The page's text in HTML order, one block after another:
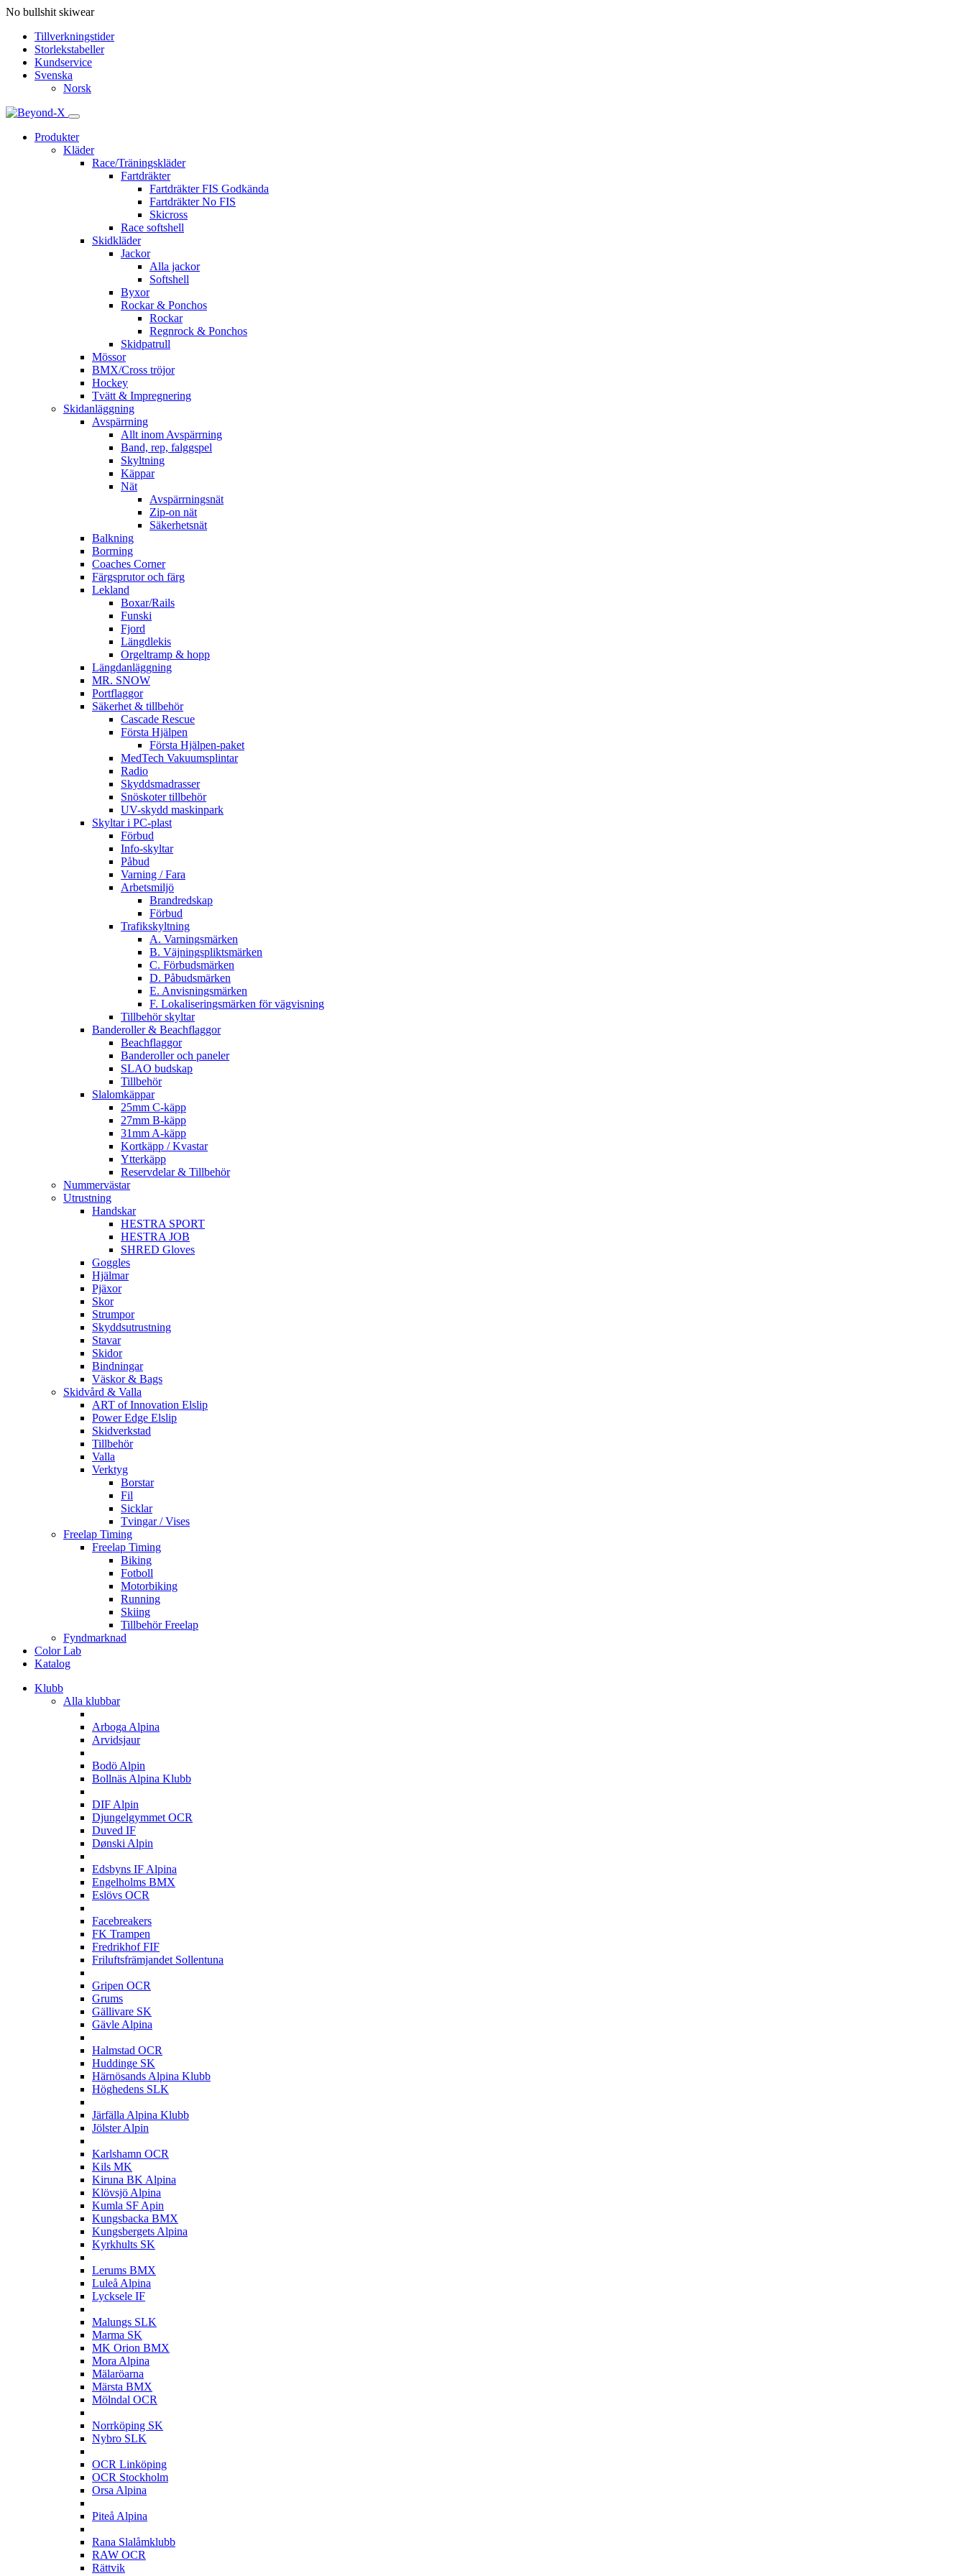
No bullshit skiwear
Tillverkningstider
Storlekstabeller
Kundservice
Svenska
Norsk
Produkter
Kläder
Race/Träningskläder
Fartdräkter
Fartdräkter FIS Godkända
Fartdräkter No FIS
Skicross
Race softshell
Skidkläder
Jackor
Alla jackor
Softshell
Byxor
Rockar & Ponchos
Rockar
Regnrock & Ponchos
Skidpatrull
Mössor
BMX/Cross tröjor
Hockey
Tvätt & Impregnering
Skidanläggning
Avspärrning
Allt inom Avspärrning
Band, rep, falggspel
Skyltning
Käppar
Nät
Avspärrningsnät
Zip-on nät
Säkerhetsnät
Balkning
Borrning
Coaches Corner
Färgsprutor och färg
Lekland
Boxar/Rails
Funski
Fjord
Längdlekis
Orgeltramp & hopp
Längdanläggning
MR. SNOW
Portflaggor
Säkerhet & tillbehör
Cascade Rescue
Första Hjälpen
Första Hjälpen-paket
MedTech Vakuumsplintar
Radio
Skyddsmadrasser
Snöskoter tillbehör
UV-skydd maskinpark
Skyltar i PC-plast
Förbud
Info-skyltar
Påbud
Varning / Fara
Arbetsmiljö
Brandredskap
Förbud
Trafikskyltning
A. Varningsmärken
B. Väjningspliktsmärken
C. Förbudsmärken
D. Påbudsmärken
E. Anvisningsmärken
F. Lokaliseringsmärken för vägvisning
Tillbehör skyltar
Banderoller & Beachflaggor
Beachflaggor
Banderoller och paneler
SLAO budskap
Tillbehör
Slalomkäppar
25mm C-käpp
27mm B-käpp
31mm A-käpp
Kortkäpp / Kvastar
Ytterkäpp
Reservdelar & Tillbehör
Nummervästar
Utrustning
Handskar
HESTRA SPORT
HESTRA JOB
SHRED Gloves
Goggles
Hjälmar
Pjäxor
Skor
Strumpor
Skyddsutrustning
Stavar
Skidor
Bindningar
Väskor & Bags
Skidvård & Valla
ART of Innovation Elslip
Power Edge Elslip
Skidverkstad
Tillbehör
Valla
Verktyg
Borstar
Fil
Sicklar
Tvingar / Vises
Freelap Timing
Freelap Timing
Biking
Fotboll
Motorbiking
Running
Skiing
Tillbehör Freelap
Fyndmarknad
Color Lab
Katalog
Klubb
Alla klubbar
Arboga Alpina
Arvidsjaur
Bodö Alpin
Bollnäs Alpina Klubb
DIF Alpin
Djungelgymmet OCR
Duved IF
Dønski Alpin
Edsbyns IF Alpina
Engelholms BMX
Eslövs OCR
Facebreakers
FK Trampen
Fredrikhof FIF
Friluftsfrämjandet Sollentuna
Gripen OCR
Grums
Gällivare SK
Gävle Alpina
Halmstad OCR
Huddinge SK
Härnösands Alpina Klubb
Höghedens SLK
Järfälla Alpina Klubb
Jölster Alpin
Karlshamn OCR
Kils MK
Kiruna BK Alpina
Klövsjö Alpina
Kumla SF Apin
Kungsbacka BMX
Kungsbergets Alpina
Kyrkhults SK
Lerums BMX
Luleå Alpina
Lycksele IF
Malungs SLK
Marma SK
MK Orion BMX
Mora Alpina
Mälaröarna
Märsta BMX
Mölndal OCR
Norrköping SK
Nybro SLK
OCR Linköping
OCR Stockholm
Orsa Alpina
Piteå Alpina
Rana Slalåmklubb
RAW OCR
Rättvik